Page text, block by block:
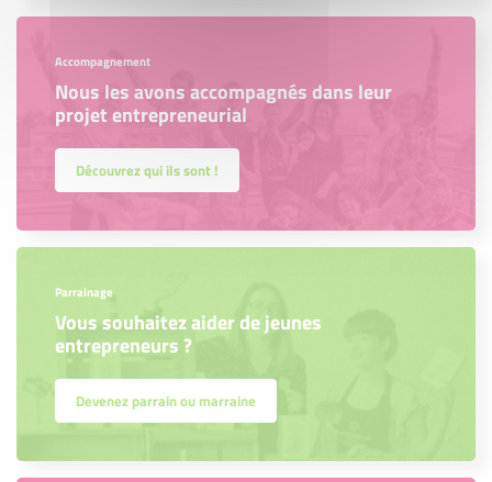
Accompagnement
Nous les avons accompagnés dans leur
projet entrepreneurial
Découvrez qui ils sont !
Parrainage
Vous souhaitez aider de jeunes
entrepreneurs ?
Devenez parrain ou marraine